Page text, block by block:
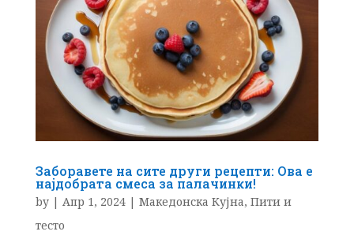
Заборавете на сите други рецепти: Ова е
најдобрата смеса за палачинки!
by | Апр 1, 2024| Македонска Кујна, Пити и
тесто